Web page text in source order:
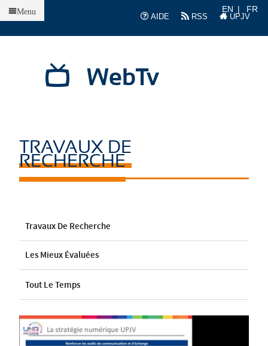
AIDE
RSS UPJV
EN FR
WebTv
Menu
TRAVAUX DE
RECHERCHE
Travaux De Recherche
Les Mieux Évaluées
Tout Le Temps